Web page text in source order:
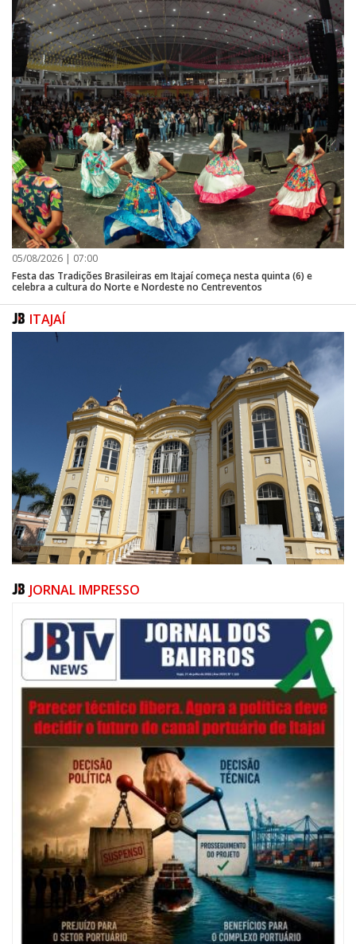
05/08/2026 | 07:00
Festa das Tradições Brasileiras em Itajaí começa nesta quinta (6) e
celebra a cultura do Norte e Nordeste no Centreventos
ITAJAÍ
05/08/2026 | 07:00
Salão Nobre Rui Barbosa do Palácio Marcos Konder abrigará gabinete
protocolar do Município
ITAJAÍ
JORNAL IMPRESSO